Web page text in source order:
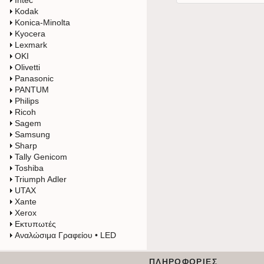
Kodak
Konica-Minolta
Kyocera
Lexmark
OKI
Olivetti
Panasonic
PANTUM
Philips
Ricoh
Sagem
Samsung
Sharp
Tally Genicom
Toshiba
Triumph Adler
UTAX
Xante
Xerox
Εκτυπωτές
Αναλώσιμα Γραφείου • LED
ΠΛΗΡΟΦΟΡΊΕΣ